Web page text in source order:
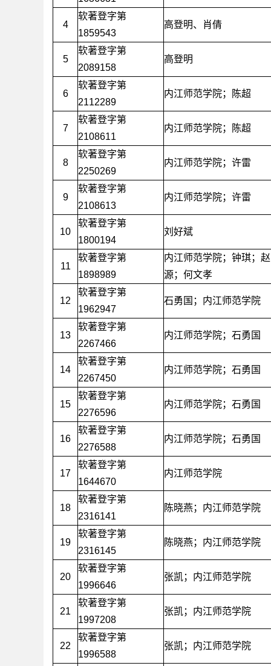
4
软著登字第
1859543
高登明、肖倩
5
软著登字第
2089158
高登明
6
软著登字第
2112289
内江师范学院；陈超
7
软著登字第
2108611
内江师范学院；陈超
8
软著登字第
2250269
内江师范学院；许雷
9
软著登字第
2108613
内江师范学院；许雷
10
软著登字第
1800194
刘好斌
11
软著登字第
1898989
内江师范学院；钟琪；赵
源；何文孝
12
软著登字第
1962947
石勇国；内江师范学院
13
软著登字第
2267466
内江师范学院；石勇国
14
软著登字第
2267450
内江师范学院；石勇国
15
软著登字第
2276596
内江师范学院；石勇国
16
软著登字第
2276588
内江师范学院；石勇国
17
软著登字第
1644670
内江师范学院
18
软著登字第
2316141
陈晓燕；内江师范学院
19
软著登字第
2316145
陈晓燕；内江师范学院
20
软著登字第
1996646
张凯；内江师范学院
21
软著登字第
1997208
张凯；内江师范学院
22
软著登字第
1996588
张凯；内江师范学院